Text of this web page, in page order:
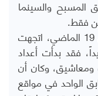
وبذلك أغلق المسبح والسينما
فقط.
وخلال أعوام الخمسينات من القرن ال 19 الماضي، اتجهت
فقد بدأت أعداد
وكان أن
الواحد في مواقع